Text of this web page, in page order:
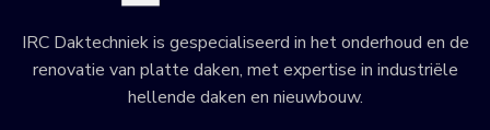
IRC Daktechniek is gespecialiseerd in het onderhoud en de
renovatie van platte daken, met expertise in industriële
hellende daken en nieuwbouw.